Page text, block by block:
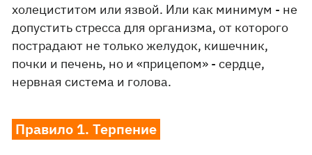
холециститом или язвой. Или как минимум - не
допустить стресса для организма, от которого
пострадают не только желудок, кишечник,
почки и печень, но и «прицепом» - сердце,
нервная система и голова.
Правило 1. Терпение